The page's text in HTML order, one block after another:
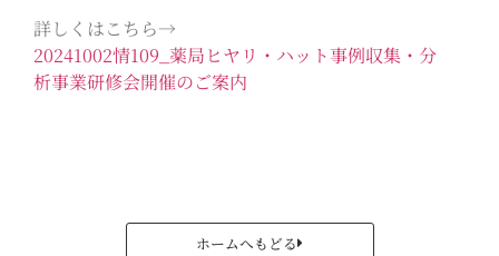
詳しくはこちら→
20241002情109_薬局ヒヤリ・ハット事例収集・分
析事業研修会開催のご案内
ホームへもどる